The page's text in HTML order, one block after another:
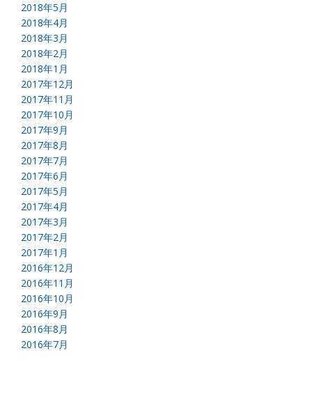
2018年5月
2018年4月
2018年3月
2018年2月
2018年1月
2017年12月
2017年11月
2017年10月
2017年9月
2017年8月
2017年7月
2017年6月
2017年5月
2017年4月
2017年3月
2017年2月
2017年1月
2016年12月
2016年11月
2016年10月
2016年9月
2016年8月
2016年7月